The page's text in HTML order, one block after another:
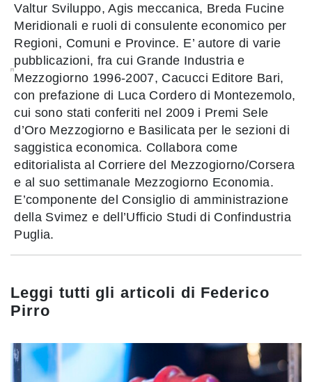
Valtur Sviluppo, Agis meccanica, Breda Fucine
Meridionali e ruoli di consulente economico per
Regioni, Comuni e Province. E’ autore di varie
pubblicazioni, fra cui Grande Industria e
Mezzogiorno 1996-2007, Cacucci Editore Bari,
con prefazione di Luca Cordero di Montezemolo,
cui sono stati conferiti nel 2009 i Premi Sele
d’Oro Mezzogiorno e Basilicata per le sezioni di
saggistica economica. Collabora come
editorialista al Corriere del Mezzogiorno/Corsera
e al suo settimanale Mezzogiorno Economia.
E’componente del Consiglio di amministrazione
della Svimez e dell’Ufficio Studi di Confindustria
Puglia.
Leggi tutti gli articoli di Federico
Pirro